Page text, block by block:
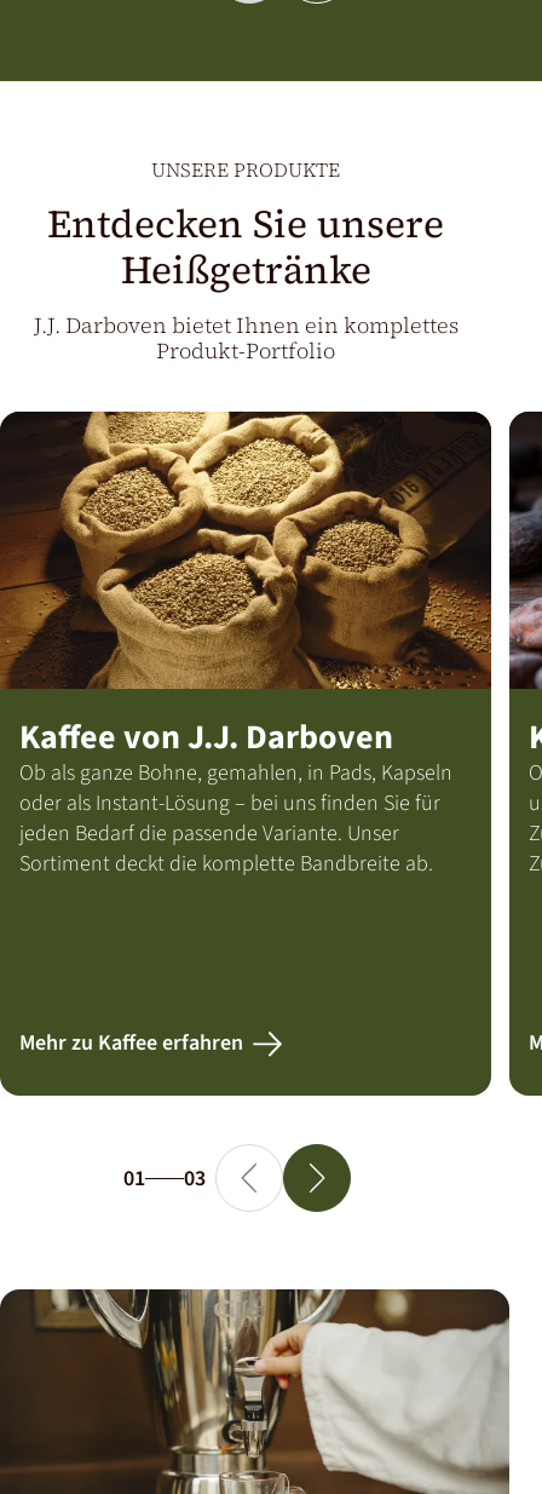
UNSERE PRODUKTE
Entdecken Sie unsere
Heißgetränke
J.J. Darboven bietet Ihnen ein komplettes
Produkt-Portfolio
Kaffee von J.J. Darboven
Ob als ganze Bohne, gemahlen, in Pads, Kapseln
oder als Instant-Lösung – bei uns finden Sie für
jeden Bedarf die passende Variante. Unser
Sortiment deckt die komplette Bandbreite ab.
Mehr zu Kaffee erfahren
01 03